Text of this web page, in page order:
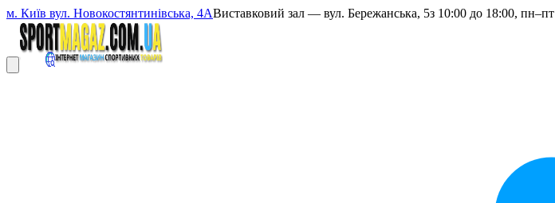
м. Київ вул. Новокостянтинівська, 4АВиставковий зал — вул. Бережанська, 5з 10:00 до 18:00, пн–пт